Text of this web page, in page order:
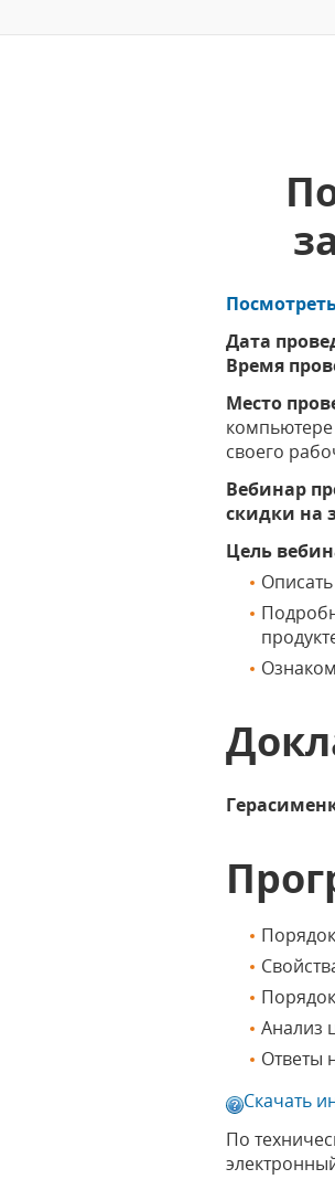
Дата
Время
Место
своего
Вебинар
скидки на
Цель
Анализ
Ответы
Скачать
По